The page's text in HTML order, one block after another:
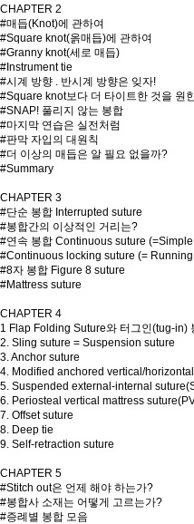
CHAPTER 2
#매듭(Knot)에 관하여
#Square knot(옭매듭)에 관하여
#Granny knot(세로 매듭)
#Instrument tie
#시계 방향 . 반시계 방향은 잊자!
#Square knot보다 더 타이트한 것을 원
#SNAP! 풀리지 않는 봉합
#마지막 연습은 실전처럼
#판막 자입의 대원칙
#더 이상의 매듭은 알 필요 없을까?
#Summary
CHAPTER 3
#단순 봉합 Interrupted suture
#봉합간의 이상적인 거리는?
#연속 봉합 Continuous suture
#Continuous locking suture (=
#8자 봉합 Figure 8 suture
#Mattress suture
CHAPTER 4
1 Flap Folding Suture와 터그인(tug-in)
2. Sling suture = Suspension suture
3. Anchor suture
4. Modified anchored vertical/
5. Suspended external-internal
6. Periosteal vertical mattress
7. Offset suture
8. Deep tie
9. Self-retraction suture
CHAPTER 5
#Stitch out은 언제 해야 하는가?
#봉합사 소재는 어떻게 고르는가?
#증례별 봉합 모음